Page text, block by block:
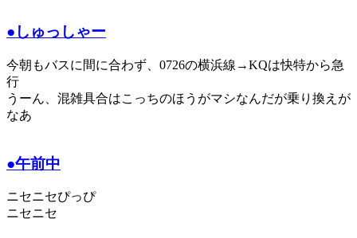
●しゅっしゃー
今朝もバスに間に合わず、0726の横浜線→KQは快特から急
行
うーん、混雑具合はこっちのほうがマシなんだが乗り換えが
なあ
●午前中
ニセニセぴっぴ
ニセニセ